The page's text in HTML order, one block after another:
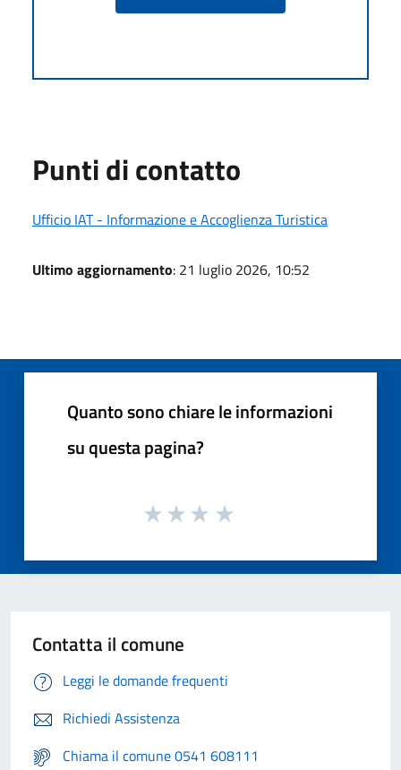
Punti di contatto
Ufficio IAT - Informazione e Accoglienza Turistica
Ultimo aggiornamento: 21 luglio 2026, 10:52
Quanto sono chiare le informazioni
su questa pagina?
Contatta il comune
Leggi le domande frequenti
Richiedi Assistenza
Chiama il comune 0541 608111